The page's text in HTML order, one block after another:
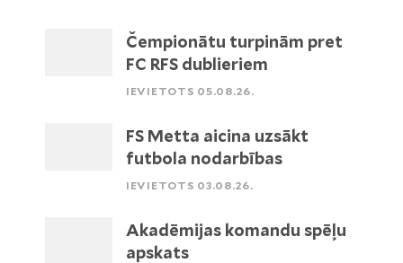
Čempionātu turpinām pret
FC RFS dublieriem
IEVIETOTS 05.08.26.
FS Metta aicina uzsākt
futbola nodarbības
IEVIETOTS 03.08.26.
Akadēmijas komandu spēļu
apskats